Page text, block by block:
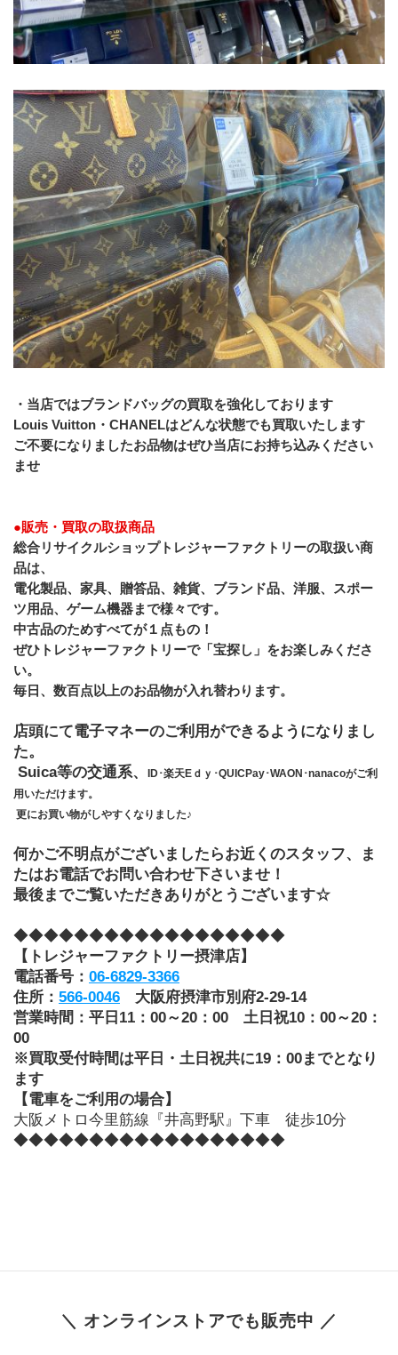
・当店ではブランドバッグの買取を強化しております
Louis Vuitton・CHANELはどんな状態でも買取いたします
ご不要になりましたお品物はぜひ当店にお持ち込みください
ませ
●販売・買取の取扱商品
総合リサイクルショップトレジャーファクトリーの取扱い商
品は、
電化製品、家具、贈答品、雑貨、ブランド品、洋服、スポー
ツ用品、ゲーム機器まで様々です。
﻿中古品のためすべてが１点もの！
ぜひトレジャーファクトリーで「宝探し」をお楽しみくださ
い。
毎日、数百点以上のお品物が入れ替わります。
店頭にて電子マネーのご利用ができるようになりまし
た。
Suica等の交通系、
ID･楽天Eｄｙ･QUICPay･WAON･nanacoがご利
用いただけます。
更にお買い物がしやすくなりました♪
何かご不明点がございましたらお近くのスタッフ、ま
たはお電話でお問い合わせ下さいませ！
最後までご覧いただきありがとうございます☆
◆◆◆◆◆◆◆◆◆◆◆◆◆◆◆◆◆◆
【トレジャーファクトリー摂津店】
電話番号： 06-6829-3366
住所： 566-0046 大阪府摂津市別府2-29-14
営業時間：平日11：00～20：00　土日祝10：00～20：
00
※買取受付時間は平日・土日祝共に19：00までとなり
ます
【電車をご利用の場合】
大阪メトロ今里筋線『井高野駅』下車　徒歩10分
◆◆◆◆◆◆◆◆◆◆◆◆◆◆◆◆◆◆
＼ オンラインストアでも販売中 ／